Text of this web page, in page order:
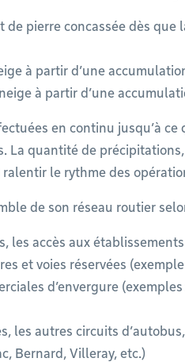
de pierre concassée dès
à partir d’une
à partir d’une
en continu jusqu’à
La quantité de
le rythme des
de son réseau routier
les accès aux
et voies réservées
d’envergure
les autres circuits
Bernard, Villeray, etc.)